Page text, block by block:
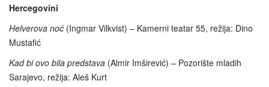
Hercegovini
Helverova noć (Ingmar Vilkvist) – Kamerni teatar 55, režija: Dino
Mustafić
Kad bi ovo bila predstava (Almir Imširević) – Pozorište mladih
Sarajevo, režija: Aleš Kurt